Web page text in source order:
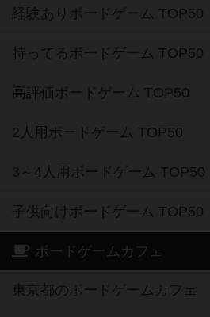
経験ありボードゲーム TOP50
持ってるボードゲーム TOP50
高評価ボードゲーム TOP50
2人用ボードゲーム TOP50
3～4人用ボードゲーム TOP50
子供向けボードゲーム TOP50
ボードゲームカフェ
東京都のボードゲームカフェ